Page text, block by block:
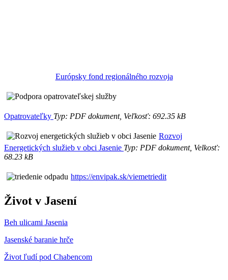
Európsky fond regionálného rozvoja
Opatrovateľky Typ: PDF dokument, Veľkosť: 692.35 kB
Rozvoj
Energetických služieb v obci Jasenie Typ: PDF dokument, Velkosť:
68.23 kB
https://envipak.sk/viemetriedit
Život v Jasení
Beh ulicami Jasenia
Jasenské baranie hrče
Život ľudí pod Chabencom